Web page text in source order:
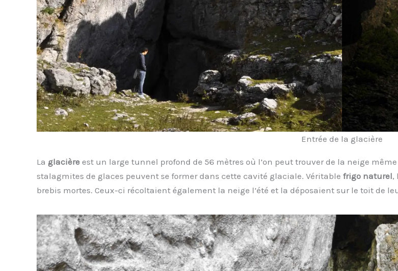
Entrée de la glacière
La glacière est un large tunnel profond de 56 mètres où l’on peut trouver de la neige
stalagmites de glaces peuvent se former dans cette cavité glaciale. Véritable frigo naturel,
brebis mortes. Ceux-ci récoltaient également la neige l’été et la déposaient sur le toit de